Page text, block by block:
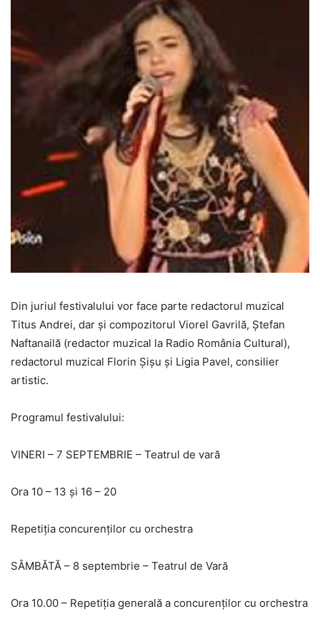
Din juriul festivalului vor face parte redactorul muzical
Titus Andrei, dar şi compozitorul Viorel Gavrilă, Ştefan
Naftanailă (redactor muzical la Radio România Cultural),
redactorul muzical Florin Şişu și Ligia Pavel, consilier
artistic.
Programul festivalului:
VINERI – 7 SEPTEMBRIE – Teatrul de vară
Ora 10 – 13 și 16 – 20
Repetiția concurenților cu orchestra
SÂMBĂTĂ – 8 septembrie – Teatrul de Vară
Ora 10.00 – Repetiția generală a concurenţilor cu orchestra